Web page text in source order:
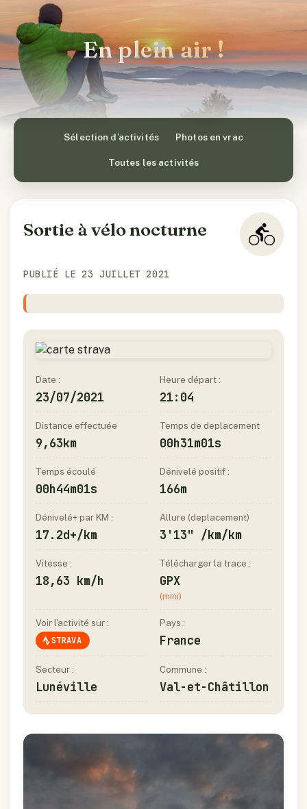
En plein air !
Sélection d’activités Photos en vrac
Toutes les activités
Sortie à vélo nocturne
PUBLIÉ LE 23 JUILLET 2021
Date :
23/07/2021
Heure départ :
21:04
Distance effectuée
9,63km
Temps de deplacement
00h31m01s
Temps écoulé
00h44m01s
Dénivelé positif :
166m
Dénivelé+ par KM :
17.2d+/km
Allure (deplacement)
3'13" /km/km
Vitesse :
18,63 km/h
Télécharger la trace :
GPX
(mini)
Voir l'activité sur :
STRAVA
Pays :
France
Secteur :
Lunéville
Commune :
Val-et-Châtillon